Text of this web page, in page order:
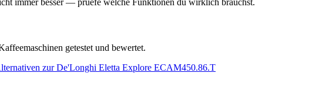
immer besser — pruefe welche Funktionen du wirklich brauchst.
getestet und bewertet.
zurDe'Longhi Eletta Explore ECAM450.86.T